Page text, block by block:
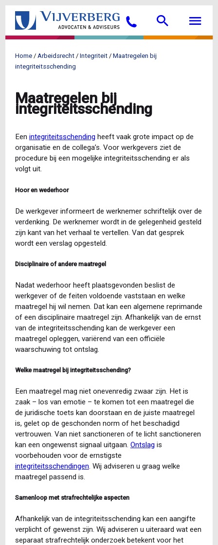
Overslaan
de
gaan
Bellen Search
Kruimelpad
Home Arbeidsrecht Integriteit
Maatregelen bij
integriteitsschending
Maatregelen bij
integriteitsschending
Een integriteitsschendingheeft vaak grote impact op de
organisatie en de collega’s. Voor werkgevers ziet de
procedure bij een mogelijke integriteitsschending er als
volgt uit.
Hoor en wederhoor
De werkgever informeert de werknemer schriftelijk over de
verdenking. De werknemer wordt in de gelegenheid gesteld
zijn kant van het verhaal te vertellen. Van dat gesprek
wordt een verslag opgesteld.
Disciplinaire of andere maatregel
Nadat wederhoor heeft plaatsgevonden beslist de
werkgever of de feiten voldoende vaststaan en welke
maatregel hij wil nemen. Dat kan een algemene reprimande
of een disciplinaire maatregel zijn. Afhankelijk van de ernst
van de integriteitsschending kan de werkgever een
maatregel opleggen, variërend van een officiële
waarschuwing tot ontslag.
Welke maatregel bij integriteitsschending?
Een maatregel mag niet onevenredig zwaar zijn. Het is
zaak – los van emotie – te komen tot een maatregel die
de juridische toets kan doorstaan en de juiste maatregel
is, gelet op de geschonden norm of het beschadigd
vertrouwen. Van niet sanctioneren of te licht sanctioneren
kan een ongewenst signaal uitgaan. Ontslagis
voorbehouden voor de ernstigste
integriteitsschendingen. Wij adviseren u graag welke
maatregel passend is.
Samenloop met strafrechtelijke aspecten
Afhankelijk van de integriteitsschending kan een aangifte
verplicht of gewenst zijn. Wij adviseren u uiteraard wat een
separaat strafrechtelijk onderzoek betekent voor het